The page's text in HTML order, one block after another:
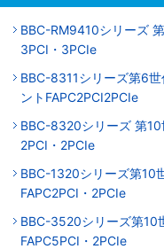
BBC-RM9410シリーズ
3PCI・3PCIe
BBC-8311シリーズ第6
ントFAPC2PCI2PCIe
BBC-8320シリーズ 第
2PCI・2PCIe
BBC-1320シリーズ第10
FAPC2PCI・2PCIe
BBC-3520シリーズ第10
FAPC5PCI・2PCIe